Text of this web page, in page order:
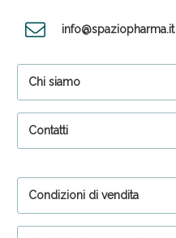
info@spaziopharma.it
Chi siamo
Contatti
Condizioni di vendita